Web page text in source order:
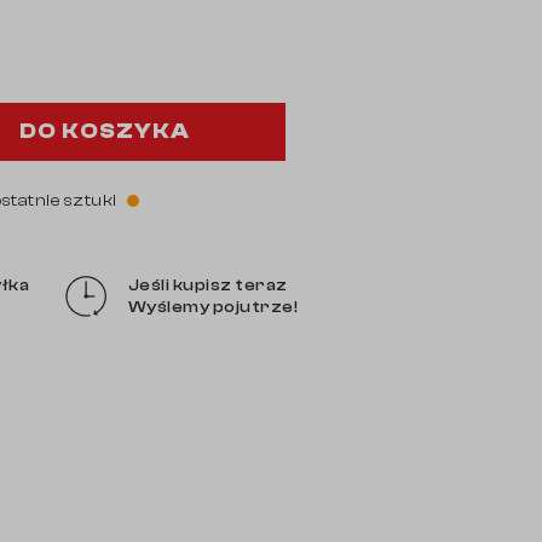
sztuki
DO KOSZYKA
Jeśli kupisz teraz
Wyślemy pojutrze!